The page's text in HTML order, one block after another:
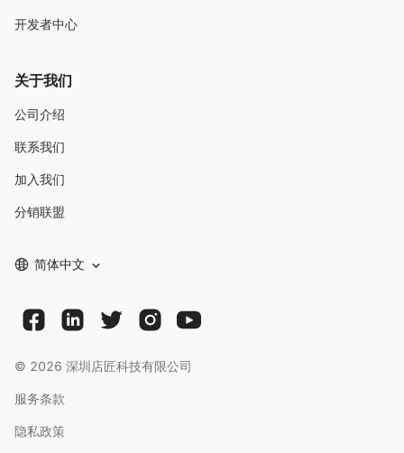
开发者中心
关于我们
公司介绍
联系我们
加入我们
分销联盟
简体中文
© 2026 深圳店匠科技有限公司
服务条款
隐私政策